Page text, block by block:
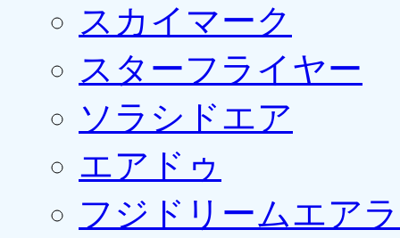
スカイマーク
スターフライヤー
ソラシドエア
エアドゥ
フジドリームエア